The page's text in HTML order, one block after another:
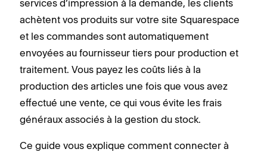
services d’impression à la demande, les clients
achètent vos produits sur votre site Squarespace
et les commandes sont automatiquement
envoyées au fournisseur tiers pour production et
traitement. Vous payez les coûts liés à la
production des articles une fois que vous avez
effectué une vente, ce qui vous évite les frais
généraux associés à la gestion du stock.
Ce guide vous explique comment connecter à